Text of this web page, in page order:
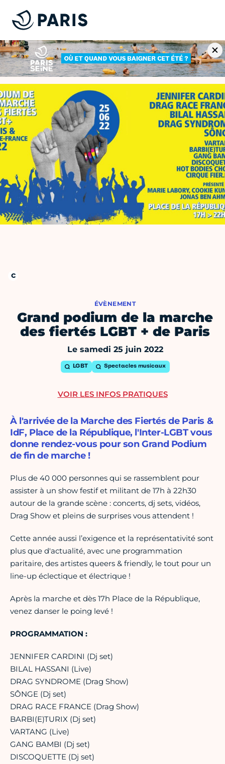
ÉVÈNEMENT
Grand podium de la marche
des fiertés LGBT + de Paris
Le samedi 25 juin 2022
LGBT Spectacles musicaux
À l'arrivée de la Marche des Fiertés de Paris &
IdF, Place de la République, l'Inter-LGBT vous
donne rendez-vous pour son Grand Podium
de fin de marche !
Plus de 40 000 personnes qui se rassemblent pour
assister à un show festif et militant de 17h à 22h30
autour de la grande scène : concerts, dj sets, vidéos,
Drag Show et pleins de surprises vous attendent !
Cette année aussi l’exigence et la représentativité sont
plus que d'actualité, avec une programmation
paritaire, des artistes queers & friendly, le tout pour un
line-up éclectique et électrique !
Après la marche et dès 17h Place de la République,
venez danser le poing levé !
PROGRAMMATION :
JENNIFER CARDINI (Dj set)
BILAL HASSANI (Live)
DRAG SYNDROME (Drag Show)
SÔNGE (Dj set)
DRAG RACE FRANCE (Drag Show)
BARBI(E)TURIX (Dj set)
VARTANG (Live)
GANG BAMBI (Dj set)
DISCOQUETTE (Dj set)
VOIR LES INFOS PRATIQUES